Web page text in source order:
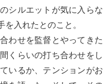
シルエットが気に入らな
入れたとのこと。
わせを監督とやってきた
くらいの打ち合わせをし
いるか、テンションがお